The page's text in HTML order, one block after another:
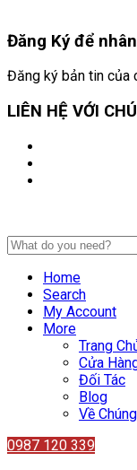
Đăng Ký để nhân
Đăng ký bản tin của
LIÊN HỆ VỚI
Home
Search
My Account
More
Trang
Cửa
Đối Tác
Blog
Về
0987 120 339